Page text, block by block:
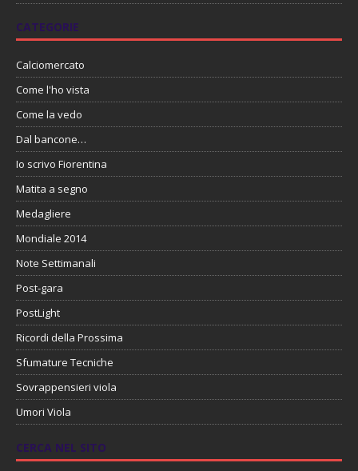
CATEGORIE
Calciomercato
Come l'ho vista
Come la vedo
Dal bancone…
Io scrivo Fiorentina
Matita a segno
Medagliere
Mondiale 2014
Note Settimanali
Post-gara
PostLight
Ricordi della Prossima
Sfumature Tecniche
Sovrappensieri viola
Umori Viola
CERCA NEL SITO